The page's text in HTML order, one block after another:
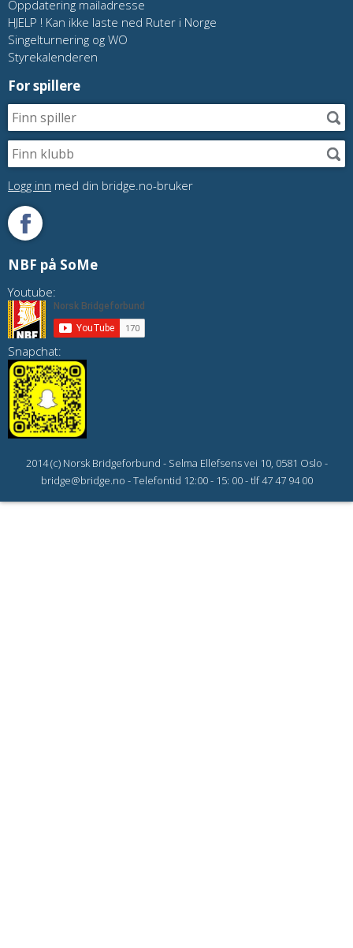
Oppdatering mailadresse
HJELP ! Kan ikke laste ned Ruter i Norge
Singelturnering og WO
Styrekalenderen
For spillere
Logg inn med din bridge.no-bruker
NBF på SoMe
Youtube:
Snapchat:
2014 (c) Norsk Bridgeforbund - Selma Ellefsens vei 10, 0581 Oslo -
bridge@bridge.no - Telefontid 12:00 - 15: 00 - tlf 47 47 94 00